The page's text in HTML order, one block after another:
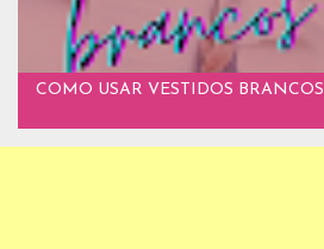
COMO USAR VESTIDOS BRANCOS